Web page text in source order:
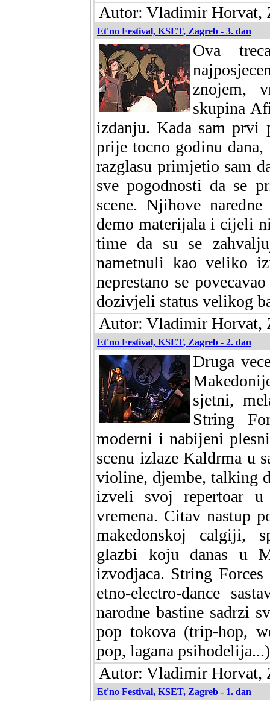
Autor: Vladimir Horvat,
Et'no Festival, KSET, Zagreb - 3. dan
Ova
znojem,
skupina
izdanju. Kada sam prvi
prije tocno godinu
razglasu primjetio sam
sve pogodnosti da se
scene. Njihove
demo materijala i cijeli
time da su se
nametnuli kao veliko
neprestano se
dozivjeli status velikog
Autor: Vladimir Horvat,
Et'no Festival, KSET, Zagreb - 2. dan
Druga
sjetni,
String
moderni i nabijeni
scenu izlaze Kaldrma u
violine, djembe, talking
izveli svoj repertoar
vremena. Citav nastup
makedonskoj calgiji,
glazbi koju danas u
izvodjaca. String
etno-electro-dance
narodne bastine sadrzi
pop tokova (trip-hop,
pop, lagana
Autor: Vladimir Horvat,
Et'no Festival, KSET, Zagreb - 1. dan